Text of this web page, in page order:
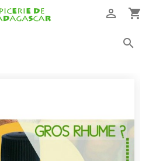


